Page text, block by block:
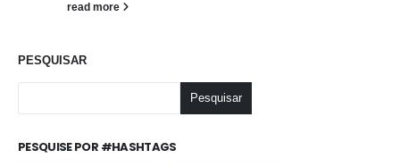
read more
PESQUISAR
Pesquisar
PESQUISE POR #HASHTAGS